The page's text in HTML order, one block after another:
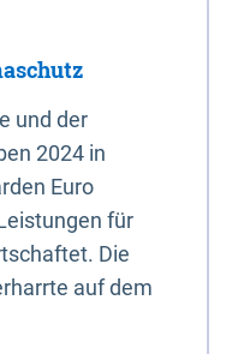
und der
2024 in
Euro
für
Die
auf dem